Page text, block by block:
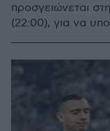
προσγειώνεται
(22:00), για να